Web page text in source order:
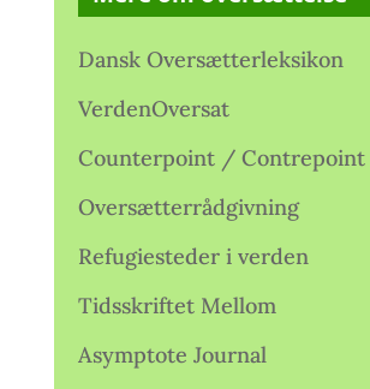
Dansk Oversætterleksikon
VerdenOversat
Counterpoint / Contrepoint
Oversætterrådgivning
Refugiesteder i verden
Tidsskriftet Mellom
Asymptote Journal